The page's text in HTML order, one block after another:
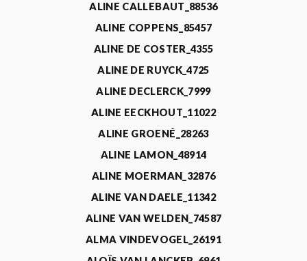
ALINE CALLEBAUT_88536
ALINE COPPENS_85457
ALINE DE COSTER_4355
ALINE DE RUYCK_4725
ALINE DECLERCK_7999
ALINE EECKHOUT_11022
ALINE GROENÉ_28263
ALINE LAMON_48914
ALINE MOERMAN_32876
ALINE VAN DAELE_11342
ALINE VAN WELDEN_74587
ALMA VINDEVOGEL_26191